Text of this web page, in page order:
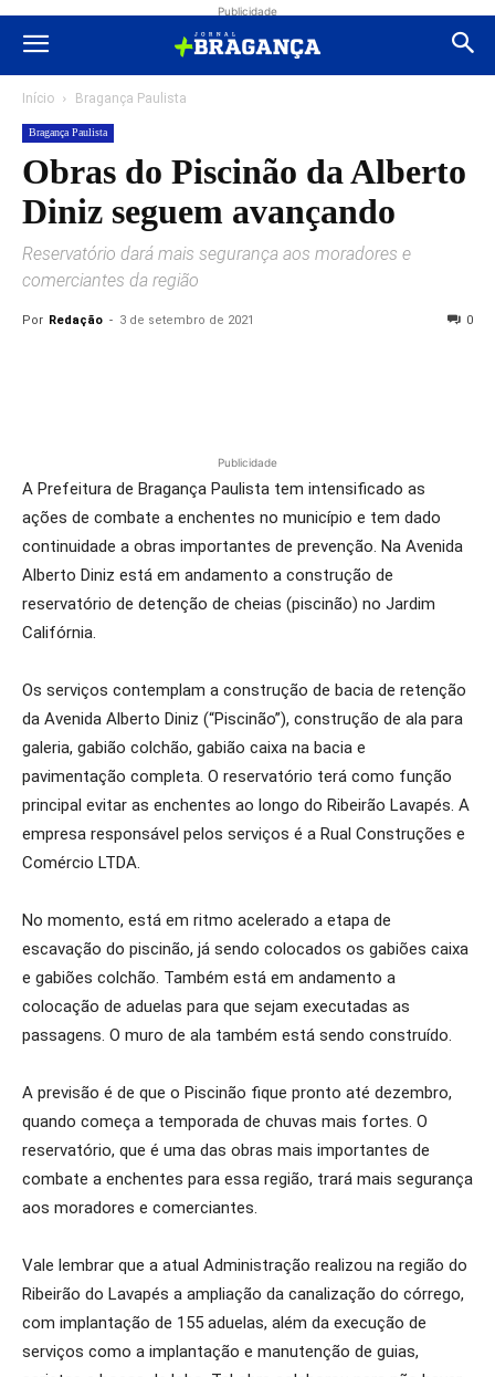
Publicidade
Início Bragança Paulista
Bragança Paulista
Obras do Piscinão da Alberto
Diniz seguem avançando
Reservatório dará mais segurança aos moradores e
comerciantes da região
Por Redação - 3 de setembro de 2021 0
Publicidade
A Prefeitura de Bragança Paulista tem intensificado as
ações de combate a enchentes no município e tem dado
continuidade a obras importantes de prevenção. Na Avenida
Alberto Diniz está em andamento a construção de
reservatório de detenção de cheias (piscinão) no Jardim
Califórnia.
Os serviços contemplam a construção de bacia de retenção
da Avenida Alberto Diniz (“Piscinão”), construção de ala para
galeria, gabião colchão, gabião caixa na bacia e
pavimentação completa. O reservatório terá como função
principal evitar as enchentes ao longo do Ribeirão Lavapés. A
empresa responsável pelos serviços é a Rual Construções e
Comércio LTDA.
No momento, está em ritmo acelerado a etapa de
escavação do piscinão, já sendo colocados os gabiões caixa
e gabiões colchão. Também está em andamento a
colocação de aduelas para que sejam executadas as
passagens. O muro de ala também está sendo construído.
A previsão é de que o Piscinão fique pronto até dezembro,
quando começa a temporada de chuvas mais fortes. O
reservatório, que é uma das obras mais importantes de
combate a enchentes para essa região, trará mais segurança
aos moradores e comerciantes.
Vale lembrar que a atual Administração realizou na região do
Ribeirão do Lavapés a ampliação da canalização do córrego,
com implantação de 155 aduelas, além da execução de
serviços como a implantação e manutenção de guias,